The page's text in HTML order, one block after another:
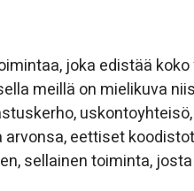
joka edistää
meillä on mielikuva
uskontoyhteisö,
eettiset
sellainen toiminta,